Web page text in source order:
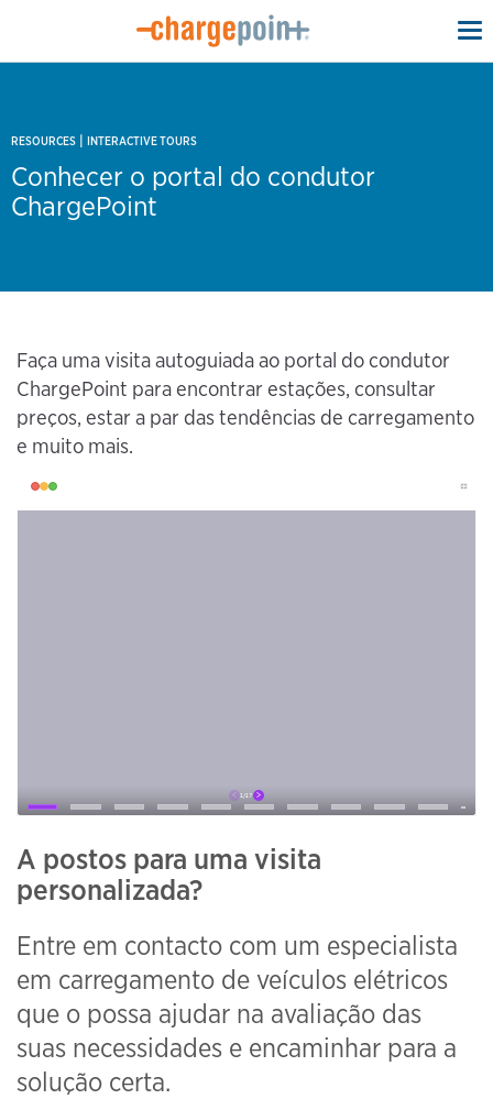
RESOURCES | INTERACTIVE TOURS
Conhecer o portal do condutor
ChargePoint
Faça uma visita autoguiada ao portal do condutor
ChargePoint para encontrar estações, consultar
preços, estar a par das tendências de carregamento
e muito mais.
A postos para uma visita
personalizada?
Entre em contacto com um especialista
em carregamento de veículos elétricos
que o possa ajudar na avaliação das
suas necessidades e encaminhar para a
solução certa.